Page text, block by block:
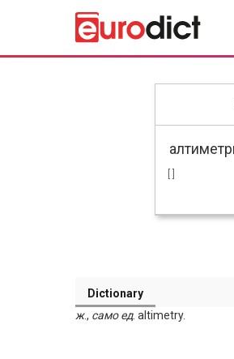
Dictionary
ж., само ед. altimetry.